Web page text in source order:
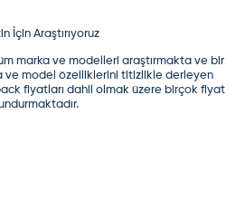
İçin Araştırıyoruz
marka ve modelleri araştırmakta ve bir
ve model özelliklerini titizlikle derleyen
fiyatları dahil olmak üzere birçok fiyat